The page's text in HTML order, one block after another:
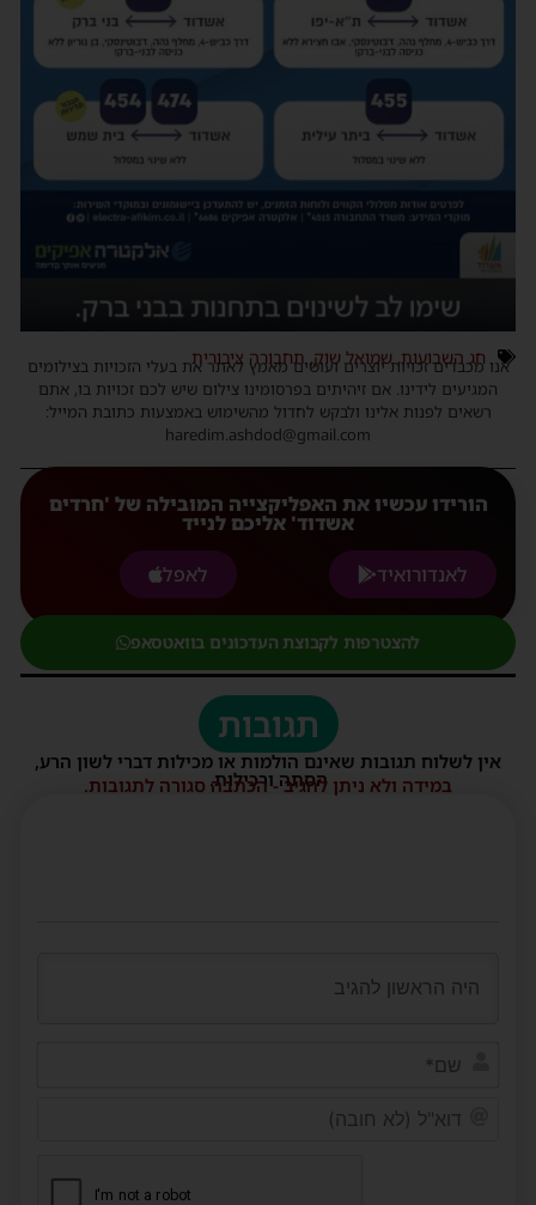
חג השבועות, שמואל שוק, תחבורה ציבורית
אנו מכבדים זכויות יוצרים ועושים מאמץ לאתר את בעלי הזכויות בצילומים
המגיעים לידינו. אם זיהיתים בפרסומינו צילום שיש לכם זכויות בו, אתם
רשאים לפנות אלינו ולבקש לחדול מהשימוש באמצעות כתובת המייל:
haredim.ashdod@gmail.com
הורידו עכשיו את האפליקצייה המובילה של 'חרדים
אשדוד' אליכם לנייד
לאנדורואיד
לאפל
להצטרפות לקבוצת העדכונים בוואטסאפ
תגובות
אין לשלוח תגובות שאינם הולמות או מכילות דברי לשון הרע,
הסתה ורכילות.
במידה ולא ניתן להגיב - הכתבה סגורה לתגובות.